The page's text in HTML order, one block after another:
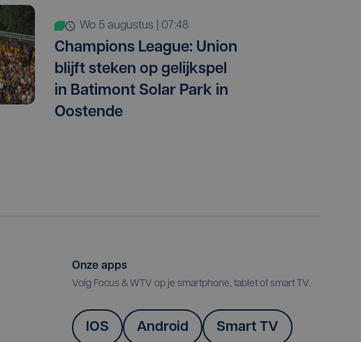
wo 5 augustus | 07:48
Champions League: Union
blijft steken op gelijkspel
in Batimont Solar Park in
Oostende
Onze apps
Volg Focus & WTV op je smartphone, tablet of smart TV.
IOS Android Smart TV